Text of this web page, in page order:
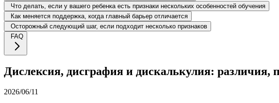
Что делать, если у вашего ребенка есть признаки нескольких особенностей обучения
Как меняется поддержка, когда главный барьер отличается
Осторожный следующий шаг, если подходит несколько признаков
FAQ
Дислексия, дисграфия и дискалькулия: различия,
2026/06/11